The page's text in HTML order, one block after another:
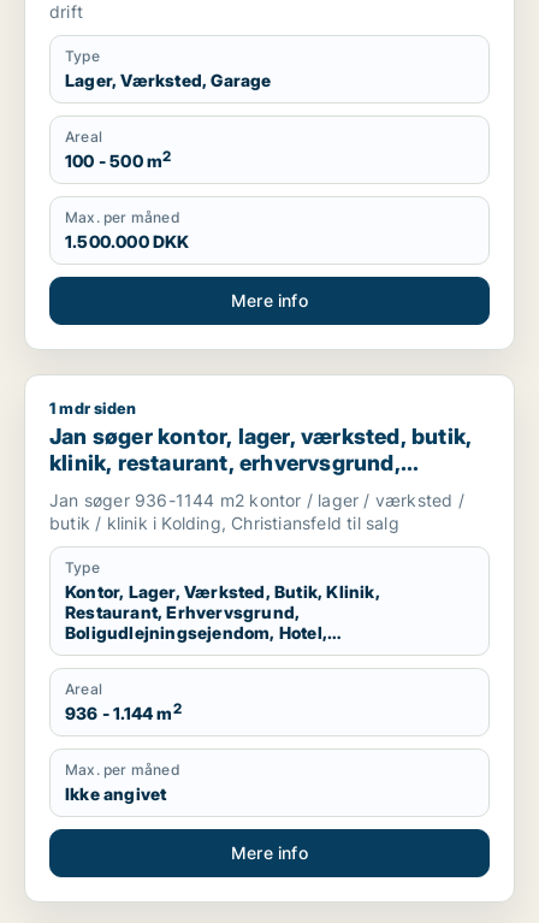
drift
Type
Lager, Værksted, Garage
Areal
100 - 500 m2
Max. per måned
1.500.000 DKK
Mere info
Jan søger kontor, lager, værksted, butik, klinik, restaurant,
1 mdr siden
Jan søger kontor, lager, værksted, butik,
klinik, restaurant, erhvervsgrund,
boligudlejningsejendom, hotel,
produktionslokaler eller garage til salg i
Kolding eller Christiansfeld
Jan søger 936-1144 m2 kontor / lager / værksted /
butik / klinik i Kolding, Christiansfeld til salg
Type
Kontor, Lager, Værksted, Butik, Klinik,
Restaurant, Erhvervsgrund,
Boligudlejningsejendom, Hotel,
Produktionslokaler, Garage
Areal
936 - 1.144 m2
Max. per måned
Ikke angivet
Mere info